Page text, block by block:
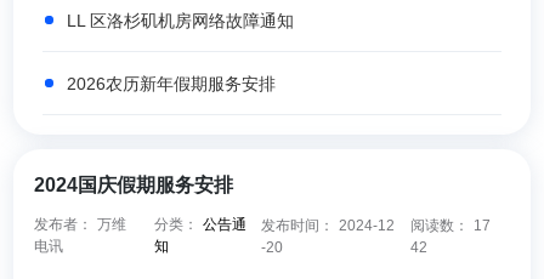
LL 区洛杉矶机房网络故障通知
2026农历新年假期服务安排
2024国庆假期服务安排
发布者：
万维
电讯
分类：
公告通
知
发布时间：
2024-12
-20
阅读数：
17
42